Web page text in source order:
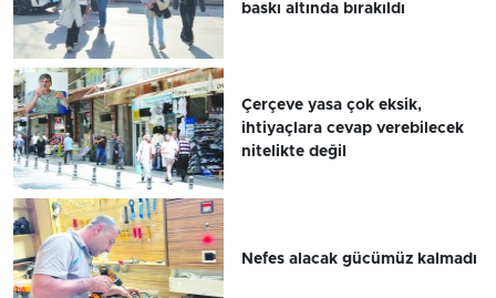
baskı altında bırakıldı
Çerçeve yasa çok eksik,
ihtiyaçlara cevap verebilecek
nitelikte değil
Nefes alacak gücümüz kalmadı